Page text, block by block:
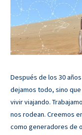
Después de los 30
dejamos todo, sino
vivir viajando.
nos rodean. Creemos
como generadores de